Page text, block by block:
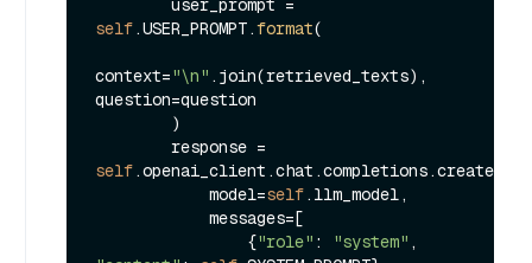
self.USER_PROMPT.format(
context="\n" .join(retrieved_texts),
question=question
self.openai_client.chat.completions.create(
            model=
self.llm_model,
                {
"role" : "system"